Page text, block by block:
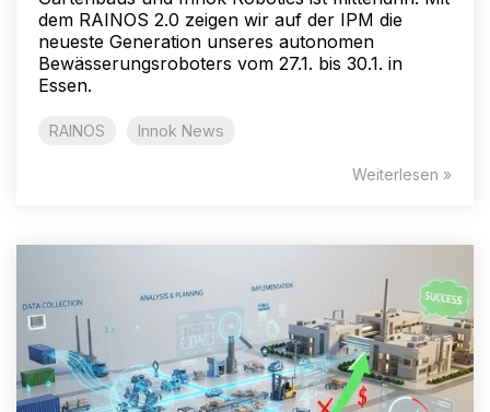
dem RAINOS 2.0 zeigen wir auf der IPM die
neueste Generation unseres autonomen
Bewässerungsroboters vom 27.1. bis 30.1. in
Essen.
RAINOS Innok News
Weiterlesen »